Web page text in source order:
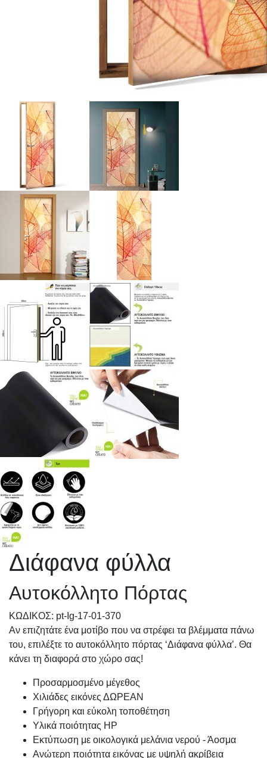
Διάφανα φύλλα
Αυτοκόλλητο Πόρτας
KΩΔΙΚΟΣ: pt-Ig-17-01-370
Αν επιζητάτε ένα μοτίβο που να στρέφει τα βλέμματα πάνω
του, επιλέξτε το αυτοκόλλητο πόρτας ‘Διάφανα φύλλα’. Θα
κάνει τη διαφορά στο χώρο σας!
Προσαρμοσμένo μέγεθος
Χιλιάδες εικόνες ΔΩΡΕΑΝ
Γρήγορη και εύκολη τοποθέτηση
Υλικά ποιότητας HP
Εκτύπωση με οικολογικά μελάνια νερού - Άοσμα
Ανώτερη ποιότητα εικόνας με υψηλή ακρίβεια